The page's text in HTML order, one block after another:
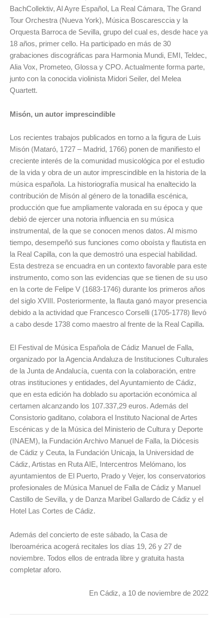
BachCollektiv, Al Ayre Español, La Real Cámara, The Grand
Tour Orchestra (Nueva York), Música Boscaresccia y la
Orquesta Barroca de Sevilla, grupo del cual es, desde hace ya
18 años, primer cello. Ha participado en más de 30
grabaciones discográficas para Harmonia Mundi, EMI, Teldec,
Alia Vox, Prometeo, Glossa y CPO. Actualmente forma parte,
junto con la conocida violinista Midori Seiler, del Melea
Quartett.
Misón, un autor imprescindible
Los recientes trabajos publicados en torno a la figura de Luis
Misón (Mataró, 1727 – Madrid, 1766) ponen de manifiesto el
creciente interés de la comunidad musicológica por el estudio
de la vida y obra de un autor imprescindible en la historia de la
música española. La historiografía musical ha enaltecido la
contribución de Misón al género de la tonadilla escénica,
producción que fue ampliamente valorada en su época y que
debió de ejercer una notoria influencia en su música
instrumental, de la que se conocen menos datos. Al mismo
tiempo, desempeñó sus funciones como oboísta y flautista en
la Real Capilla, con la que demostró una especial habilidad.
Esta destreza se encuadra en un contexto favorable para este
instrumento, como son las evidencias que se tienen de su uso
en la corte de Felipe V (1683-1746) durante los primeros años
del siglo XVIII. Posteriormente, la flauta ganó mayor presencia
debido a la actividad que Francesco Corselli (1705-1778) llevó
a cabo desde 1738 como maestro al frente de la Real Capilla.
El Festival de Música Española de Cádiz Manuel de Falla,
organizado por la Agencia Andaluza de Instituciones Culturales
de la Junta de Andalucía, cuenta con la colaboración, entre
otras instituciones y entidades, del Ayuntamiento de Cádiz,
que en esta edición ha doblado su aportación económica al
certamen alcanzando los 107.337,29 euros. Además del
Consistorio gaditano, colabora el Instituto Nacional de Artes
Escénicas y de la Música del Ministerio de Cultura y Deporte
(INAEM), la Fundación Archivo Manuel de Falla, la Diócesis
de Cádiz y Ceuta, la Fundación Unicaja, la Universidad de
Cádiz, Artistas en Ruta AIE, Intercentros Melómano, los
ayuntamientos de El Puerto, Prado y Vejer, los conservatorios
profesionales de Música Manuel de Falla de Cádiz y Manuel
Castillo de Sevilla, y de Danza Maribel Gallardo de Cádiz y el
Hotel Las Cortes de Cádiz.
Además del concierto de este sábado, la Casa de
Iberoamérica acogerá recitales los días 19, 26 y 27 de
noviembre. Todos ellos de entrada libre y gratuita hasta
completar aforo.
En Cádiz, a 10 de noviembre de 2022